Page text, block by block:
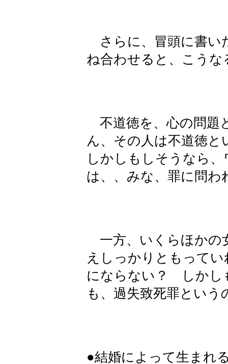
さらに、冒頭に書い
ね合わせると、こうな
不道徳を、心の問題
ん、その人は不道徳
しかしもしそうなら
は、、みな、罪に問わ
一方、いくらほかの
えしっかりともって
にならない？ しかし
も、過失致死罪とい
●結婚によって生まれ